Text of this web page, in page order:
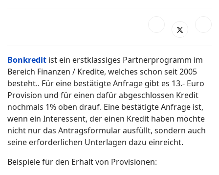
Bonkredit ist ein erstklassiges Partnerprogramm im
Bereich Finanzen / Kredite, welches schon seit 2005
besteht.. Für eine bestätigte Anfrage gibt es 13.- Euro
Provision und für einen dafür abgeschlossen Kredit
nochmals 1% oben drauf. Eine bestätigte Anfrage ist,
wenn ein Interessent, der einen Kredit haben möchte
nicht nur das Antragsformular ausfüllt, sondern auch
seine erforderlichen Unterlagen dazu einreicht.
Beispiele für den Erhalt von Provisionen: